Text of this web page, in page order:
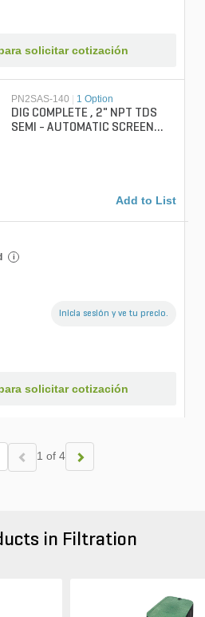
solicitar cotización
PN2SAS-140 1 Option
DIG COMPLETE , 2" NPT TDS
SEMI - AUTOMATIC SCREEN
Add to List
i
Inicia sesión y ve tu precio.
solicitar cotización
1 of 4
in Filtration